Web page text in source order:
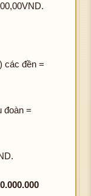
các đền =
đoàn =